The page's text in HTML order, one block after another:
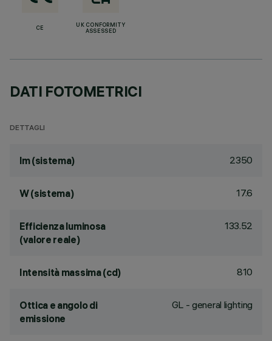
CE
UK CONFORMITY
ASSESSED
DATI FOTOMETRICI
DETTAGLI
lm (sistema) 2350
W (sistema) 17.6
Efficienza luminosa
(valore reale)
133.52
Intensità massima (cd) 810
Ottica e angolo di
emissione
GL - general lighting